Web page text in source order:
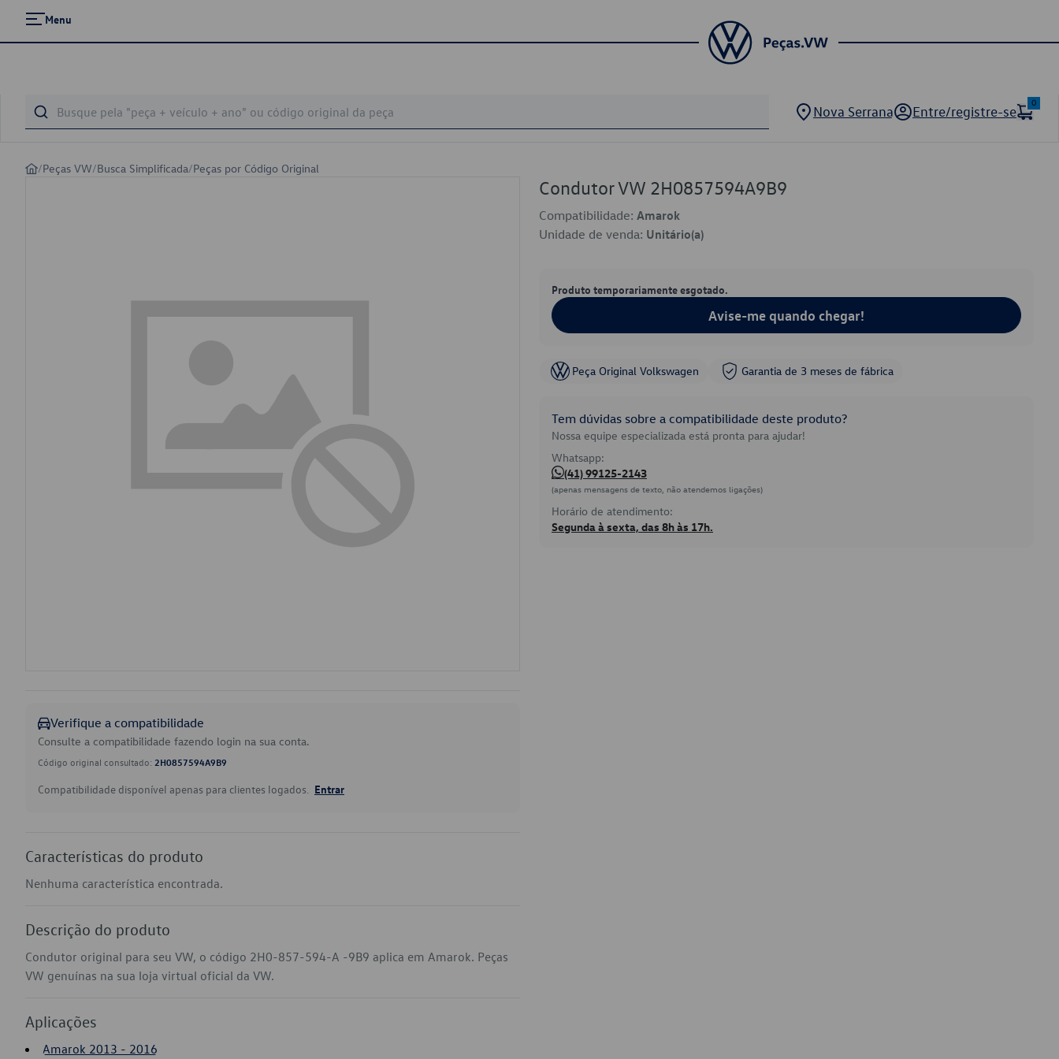
Menu
Nova Serrana Entre/registre-se
0
/Peças VW/Busca Simplificada/Peças por Código Original
Verifique a compatibilidade
Consulte a compatibilidade fazendo login na sua conta.
Código original consultado: 2H0857594A9B9
Compatibilidade disponível apenas para clientes logados. Entrar
Características do produto
Nenhuma característica encontrada.
Descrição do produto
Condutor original para seu VW, o código 2H0-857-594-A -9B9 aplica em Amarok. Peças
VW genuínas na sua loja virtual oficial da VW.
Aplicações
Amarok 2013 - 2016
Condutor VW 2H0857594A9B9
Compatibilidade: Amarok
Unidade de venda: Unitário(a)
Produto temporariamente esgotado.
Avise-me quando chegar!
Peça Original Volkswagen Garantia de 3 meses de fábrica
Tem dúvidas sobre a compatibilidade deste produto?
Nossa equipe especializada está pronta para ajudar!
Whatsapp:
(41) 99125-2143
(apenas mensagens de texto, não atendemos ligações)
Horário de atendimento:
Segunda à sexta, das 8h às 17h.